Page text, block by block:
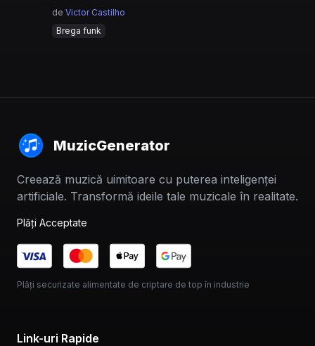
de Victor Castilho
Brega funk
MuzicGenerator
Creează muzică uimitoare cu puterea inteligenței
artificiale. Transformă ideile tale muzicale în realitate.
Plăți Acceptate
Plăți securizate alimentate de criptare de top în industrie
Link-uri Rapide